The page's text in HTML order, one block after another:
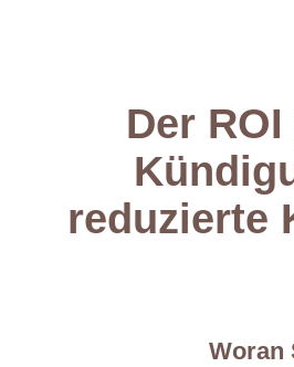
Der
reduzierte
Woran